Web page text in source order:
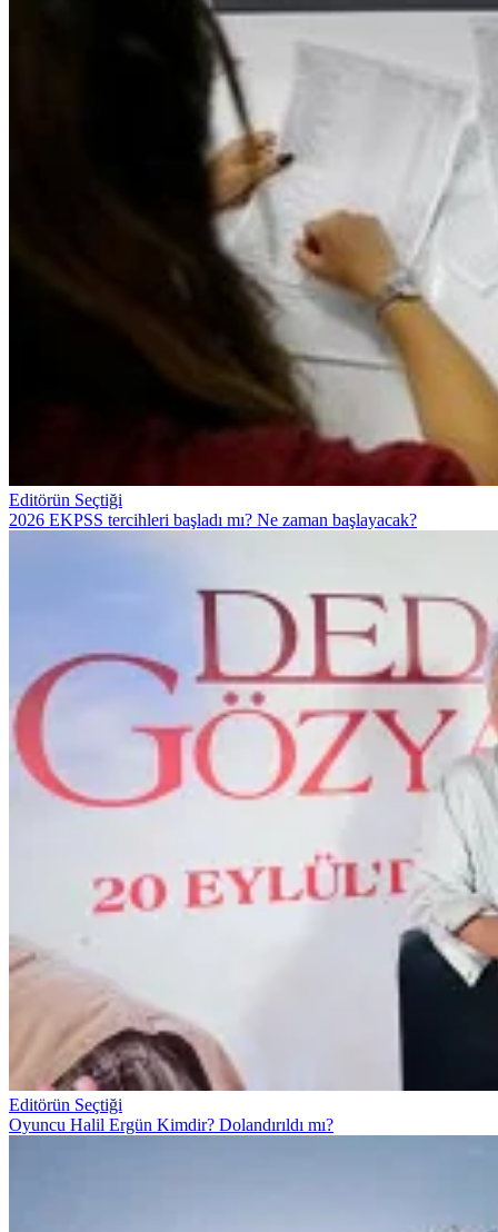
Editörün Seçtiği
2026 EKPSS tercihleri başladı mı? Ne zaman başlayacak?
Editörün Seçtiği
Oyuncu Halil Ergün Kimdir? Dolandırıldı mı?